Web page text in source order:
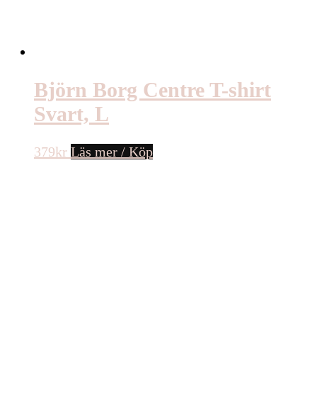
Björn Borg Centre T-shirt
Svart, L
379kr Läs mer / Köp